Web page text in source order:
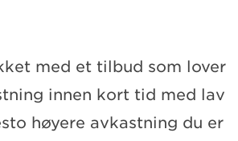
med et tilbud som lover
innen kort tid med lav
høyere avkastning du er